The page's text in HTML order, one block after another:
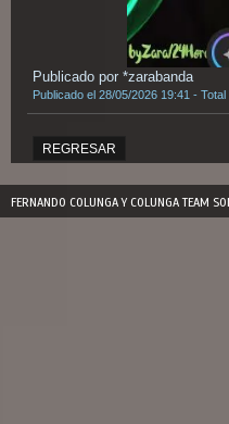
Publicado por *zarabanda
Publicado el 28/05/2026 19:41 -
REGRESAR
FERNANDO COLUNGA Y COLUNGA TEAM